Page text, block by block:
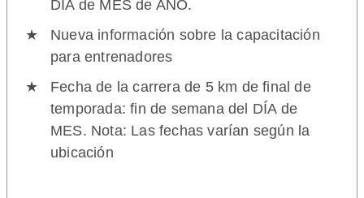
DÍA de MES de AÑO.
Nueva información sobre la capacitación
para entrenadores
Fecha de la carrera de 5 km de final de
temporada: fin de semana del DÍA de
MES. Nota: Las fechas varían según la
ubicación